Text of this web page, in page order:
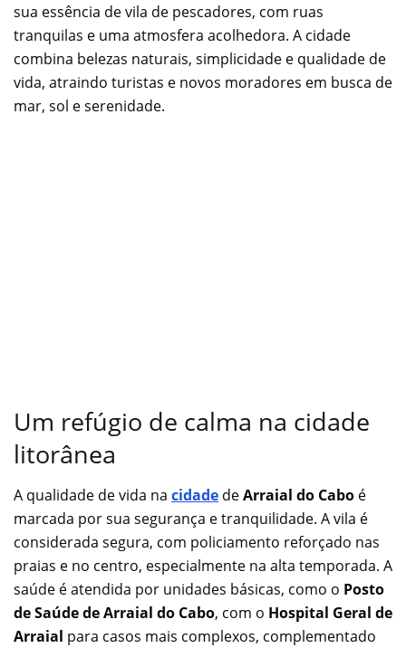
sua essência de vila de pescadores, com ruas
tranquilas e uma atmosfera acolhedora. A cidade
combina belezas naturais, simplicidade e qualidade de
vida, atraindo turistas e novos moradores em busca de
mar, sol e serenidade.
Um refúgio de calma na cidade
litorânea
A qualidade de vida na cidade deArraial do Cabo é
marcada por sua segurança e tranquilidade. A vila é
considerada segura, com policiamento reforçado nas
praias e no centro, especialmente na alta temporada. A
saúde é atendida por unidades básicas, como o Posto
de Saúde de Arraial do Cabo, com o Hospital Geral de
Arraial para casos mais complexos, complementado